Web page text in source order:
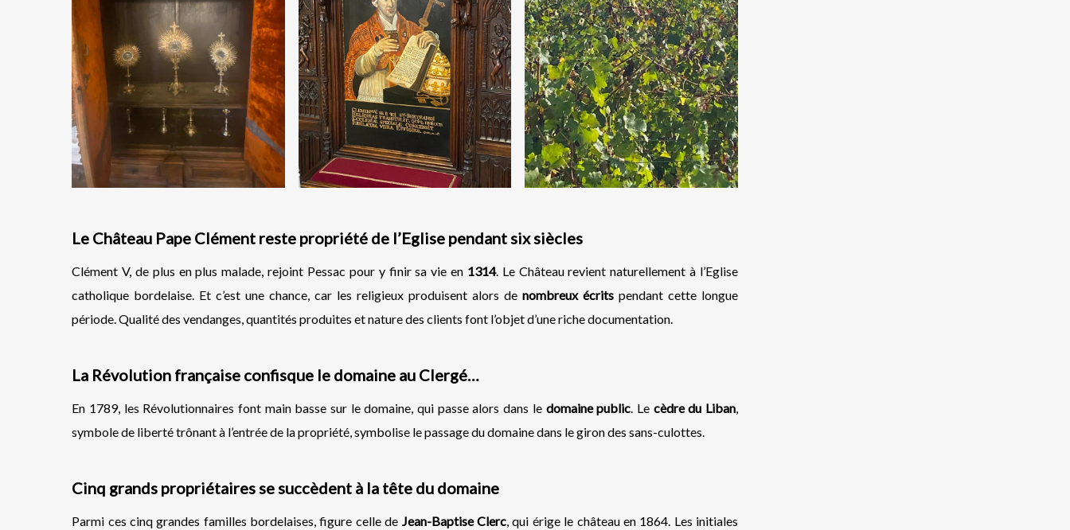
Le Château Pape Clément reste propriété de l’Eglise pendant six siècles
Clément V, de plus en plus malade, rejoint Pessac pour y finir sa vie en 1314. Le Château revient naturellement à l’Eglise
catholique bordelaise. Et c’est une chance, car les religieux produisent alors denombreux écrits pendant cette longue
période. Qualité des vendanges, quantités produites et nature des clients font l’objet d’une riche documentation.
La Révolution française confisque le domaine au Clergé…
En 1789, les Révolutionnaires font main basse sur le domaine, qui passe alors dans le domaine public. Lecèdre du Liban,
symbole de liberté trônant à l’entrée de la propriété, symbolise le passage du domaine dans le giron des sans-culottes.
Cinq grands propriétaires se succèdent à la tête du domaine
Parmi ces cinq grandes familles bordelaises, figure celle de Jean-Baptise Clerc, qui érige le château en 1864. Les initiales